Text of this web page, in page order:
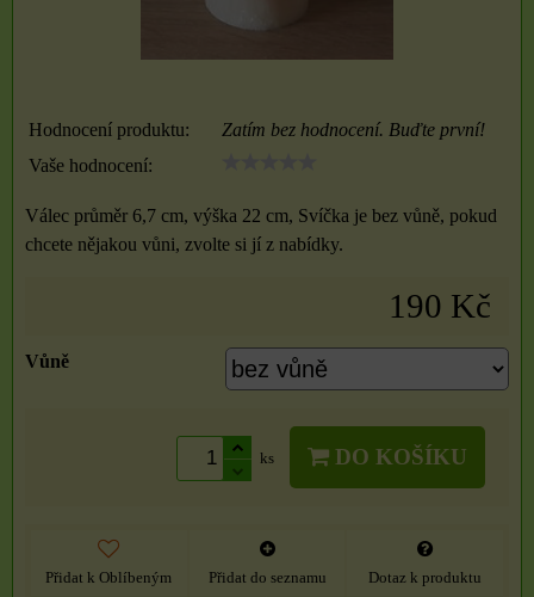
Hodnocení produktu:
Zatím bez hodnocení. Buďte první!
Vaše hodnocení:
Válec průměr 6,7 cm, výška 22 cm, Svíčka je bez vůně, pokud
chcete nějakou vůni, zvolte si jí z nabídky.
190 Kč
Vůně
ks DO KOŠÍKU
Přidat k Oblíbeným Přidat do seznamu Dotaz k produktu